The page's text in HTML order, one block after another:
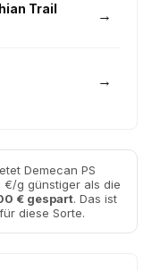
Trail
Demecan PS
€/g günstiger als die
€ gespart. Das ist
für diese Sorte.